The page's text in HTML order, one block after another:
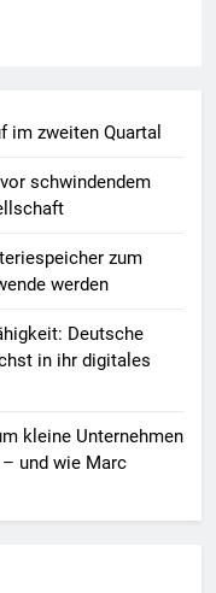
im zweiten Quartal
schwindendem
zum
werden
Deutsche
in ihr digitales
kleine Unternehmen
und wie Marc